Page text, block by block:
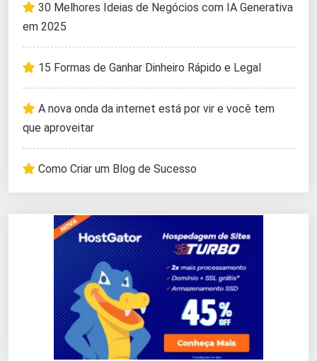
30 Melhores Ideias de Negócios com IA Generativa
em 2025
15 Formas de Ganhar Dinheiro Rápido e Legal
A nova onda da internet está por vir e você tem
que aproveitar
Como Criar um Blog de Sucesso